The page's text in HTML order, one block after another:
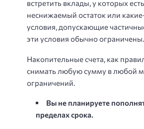
встретить вклады, у которых есть
неснижаемый остаток или
условия, допускающие
эти условия обычно ограничены.
Накопительные счета, как
снимать любую сумму в любой
ограничений.
Вы не планируете
пределах срока.